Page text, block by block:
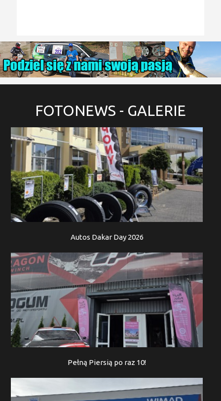
FOTONEWS - GALERIE
Autos Dakar Day 2026
Pełną Piersią po raz 10!